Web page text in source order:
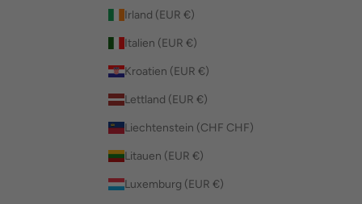
Irland (EUR €)
Italien (EUR €)
Kroatien (EUR €)
Lettland (EUR €)
Liechtenstein (CHF CHF)
Litauen (EUR €)
Luxemburg (EUR €)